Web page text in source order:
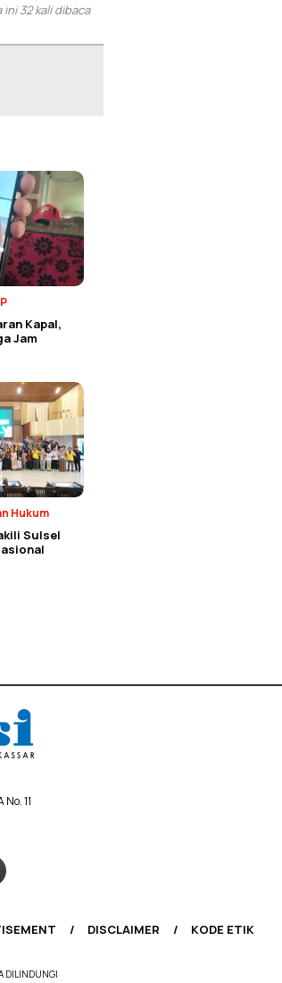
ini 32 kali dibaca
Kapal,
Jam
Hukum
Sulsel
11
DISCLAIMER KODE ETIK
DILINDUNGI